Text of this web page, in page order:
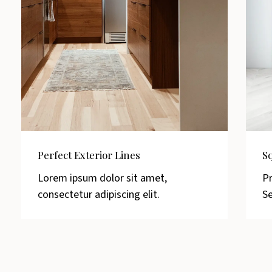
Perfect Exterior Lines
Lorem ipsum dolor sit amet,
consectetur adipiscing elit.